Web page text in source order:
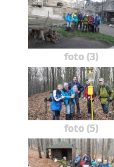
foto (3)
foto (5)